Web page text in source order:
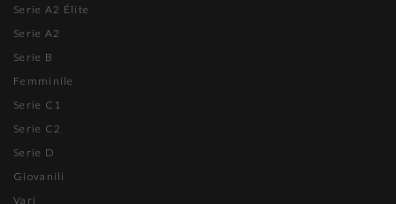
Serie A2 Élite
Serie A2
Serie B
Femminile
Serie C1
Serie C2
Serie D
Giovanili
Vari